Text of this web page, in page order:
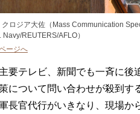
クロジア大佐（Mass Communication
Navy/REUTERS/AFLO）
ージへ
要テレビ、新聞でも一斉に後
について問い合わせが殺到す
長官代行がいきなり、現場か